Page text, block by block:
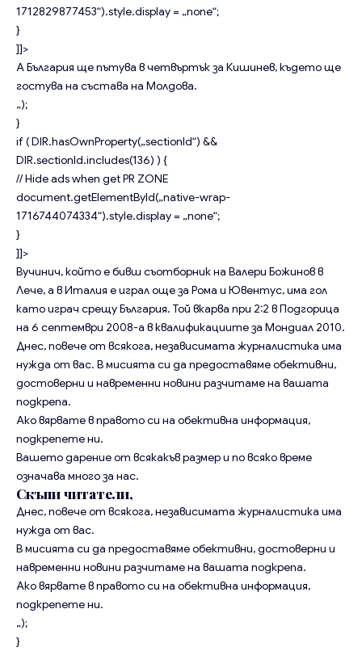
1712829877453“).style.display = „none“;
}
]]>
А България ще пътува в четвъртък за Кишинев, където ще
гостува на състава на Молдова.
„);
}
if ( DIR.hasOwnProperty(„sectionId“) &&
DIR.sectionId.includes(136) ) {
// Hide ads when get PR ZONE
document.getElementById(„native-wrap-
1716744074334“).style.display = „none“;
}
]]>
Вучинич, който е бивш съотборник на Валери Божинов в
Лече, а в Италия е играл още за Рома и Ювентус, има гол
като играч срещу България. Той вкарва при 2:2 в Подгорица
на 6 септември 2008-а в квалификациите за Мондиал 2010.
Днес, повече от всякога, независимата журналистика има
нужда от вас. В мисията си да предоставяме обективни,
достоверни и навременни новини разчитаме на вашата
подкрепа.
Ако вярвате в правото си на обективна информация,
подкрепете ни.
Вашето дарение от всякакъв размер и по всяко време
означава много за нас.
Скъпи читатели,
Днес, повече от всякога, независимата журналистика има
нужда от вас.
В мисията си да предоставяме обективни, достоверни и
навременни новини разчитаме на вашата подкрепа.
Ако вярвате в правото си на обективна информация,
подкрепете ни.
„);
}